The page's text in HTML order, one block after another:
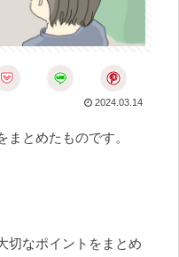
2024.03.14
とめたものです。
切なポイントをまとめ